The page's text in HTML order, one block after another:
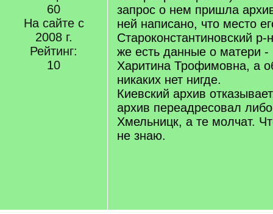
60
На сайте с
2008 г.
Рейтинг:
10
запрос о нем пришла
ней написано, что место
Староконстантиновский
же есть данные о матери -
Харитина Трофимовна, а
никаких нет нигде.
Киевский архив
архив переадресовал
Хмельницк, а те молчат.
не знаю.